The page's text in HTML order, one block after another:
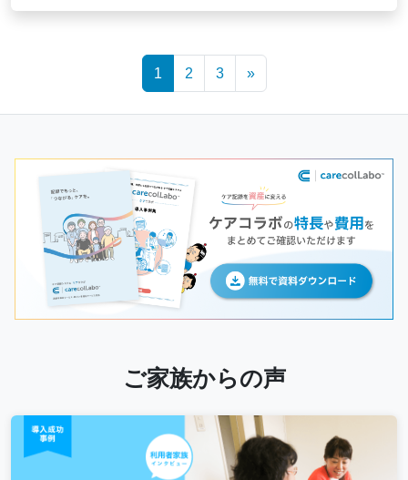
1 2 3 »
ご家族からの声